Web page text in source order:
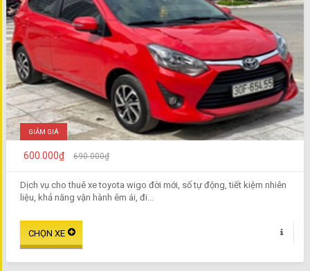
GIẢM GIÁ
600.000₫ 690.000₫
Dịch vụ cho thuê xe toyota wigo đời mới, số tự động, tiết kiệm nhiên
liệu, khả năng vận hành êm ái, đi...